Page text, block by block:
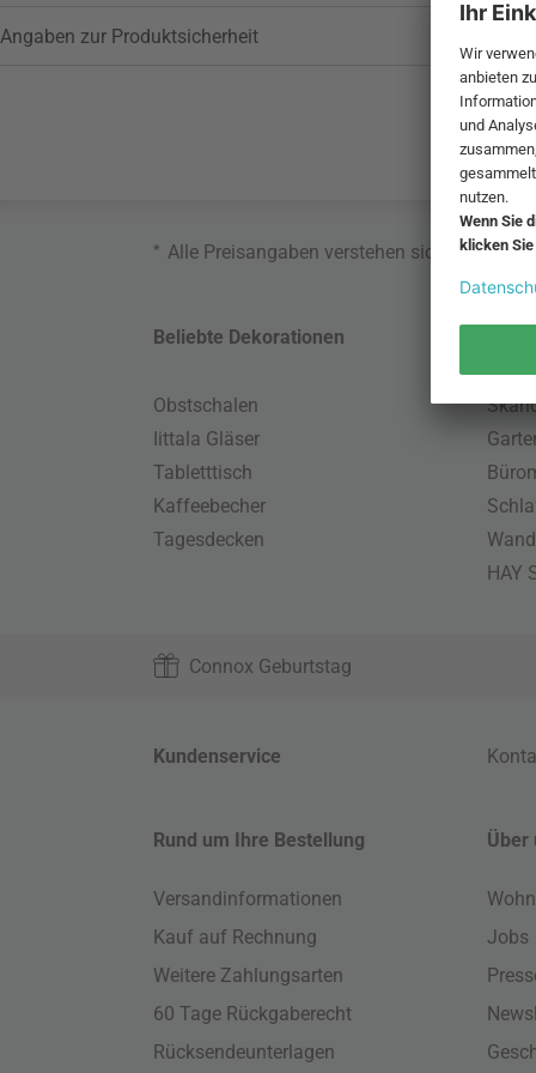
Angaben zur Produktsicherheit
* Alle Preisangaben verstehen sich inklusive
Beliebte Dekorationen
Obstschalen
Iittala Gläser
Tabletttisch
Kaffeebecher
Tagesdecken
HAY
Connox Geburtstag
Kundenservice
Rund um Ihre Bestellung
Versandinformationen
Kauf auf Rechnung
Weitere Zahlungsarten
60 Tage Rückgaberecht
Rücksendeunterlagen
Über
Jobs